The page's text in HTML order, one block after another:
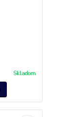
Skladom